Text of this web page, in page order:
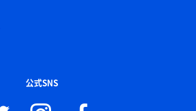
公式SNS